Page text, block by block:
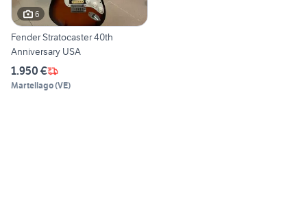
6
Fender Stratocaster 40th
Anniversary USA
1.950 €
Martellago(VE)